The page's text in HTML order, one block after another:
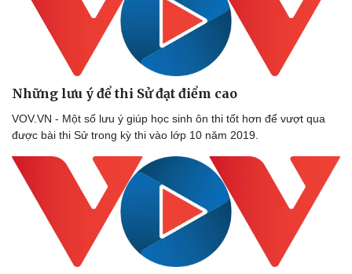
Podcast
Những lưu ý để thi Sử đạt điểm cao
VOV.VN - Một số lưu ý giúp học sinh ôn thi tốt hơn để vượt qua
được bài thi Sử trong kỳ thi vào lớp 10 năm 2019.